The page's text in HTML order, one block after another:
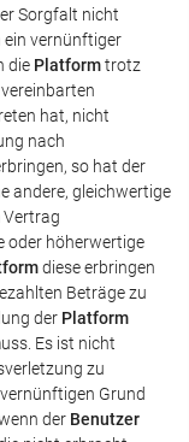
Sorgfalt nicht
ein vernünftiger
die Platformtrotz
hat, nicht
nach
so hat der
andere, gleichwertige
Vertrag
oder höherwertige
diese erbringen
Beträge zu
der Platform
Es ist nicht
zu
Grund
der Benutzer